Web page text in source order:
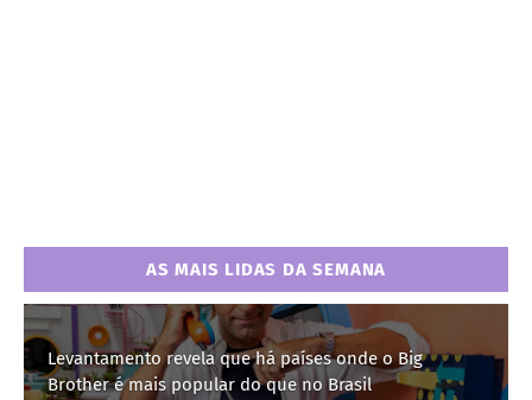
AS MAIS LIDAS DA SEMANA
Levantamento revela que há países onde o Big
Brother é mais popular do que no Brasil